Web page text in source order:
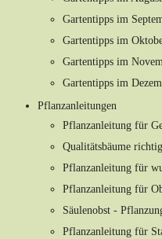
Gartentipps im
Gartentipps im
Gartentipps im
Gartentipps im
Pflanzanleitungen
Pflanzanleitung für
Qualitätsbäume
Pflanzanleitung für
Pflanzanleitung für
Säulenobst -
Pflanzanleitung für